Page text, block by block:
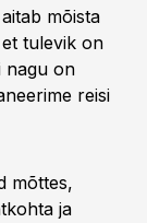
mõista
tulevik on
nagu on
reisi
mõttes,
ja